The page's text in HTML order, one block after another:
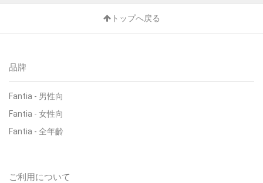
トップへ戻る
品牌
Fantia - 男性向
Fantia - 女性向
Fantia - 全年齡
ご利用について